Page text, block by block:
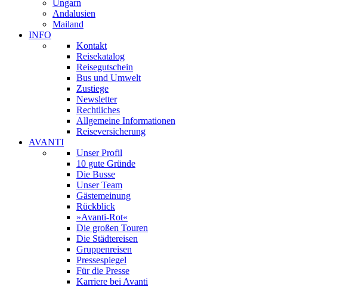
Ungarn
Andalusien
Mailand
INFO
Kontakt
Reisekatalog
Reisegutschein
Bus und Umwelt
Zustiege
Newsletter
Rechtliches
Allgemeine Informationen
Reiseversicherung
AVANTI
Unser Profil
10 gute Gründe
Die Busse
Unser Team
Gästemeinung
Rückblick
»Avanti-Rot«
Die großen Touren
Die Städtereisen
Gruppenreisen
Pressespiegel
Für die Presse
Karriere bei Avanti